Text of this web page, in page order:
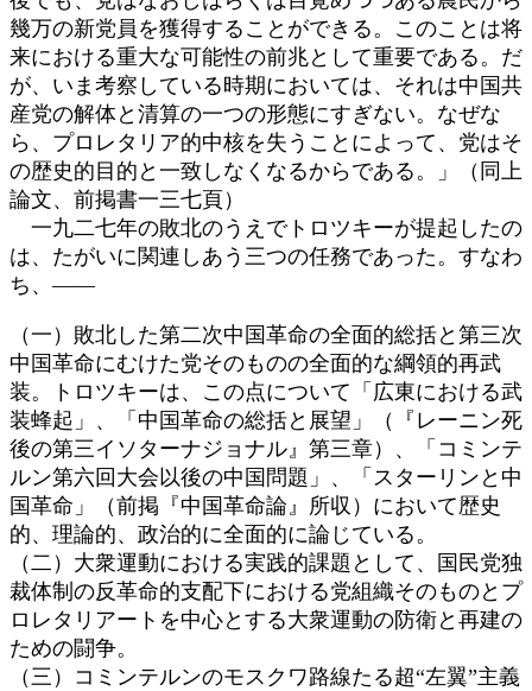
幾万の新党員を獲得することができる。このことは将
来における重大な可能性の前兆として重要である。だ
が、いま考察している時期においては、それは中国共
産党の解体と清算の一つの形態にすぎない。なぜな
ら、プロレタリア的中核を失うことによって、党はそ
の歴史的目的と一致しなくなるからである。」（同上
論文、前掲書一三七頁）
一九二七年の敗北のうえでトロツキーが提起したの
は、たがいに関連しあう三つの任務であった。すなわ
ち、――
（一）敗北した第二次中国革命の全面的総括と第三次
中国革命にむけた党そのものの全面的な綱領的再武
装。トロツキーは、この点について「広東における武
装蜂起」、「中国革命の総括と展望」（『レーニン死
後の第三イソターナジョナル』第三章）、「コミンテ
ルン第六回大会以後の中国問題」、「スターリンと中
国革命」（前掲『中国革命論』所収）において歴史
的、理論的、政治的に全面的に論じている。
（二）大衆運動における実践的課題として、国民党独
裁体制の反革命的支配下における党組織そのものとプ
ロレタリアートを中心とする大衆運動の防衛と再建の
ための闘争。
（三）コミンテルンのモスクワ路線たる超“左翼”主義